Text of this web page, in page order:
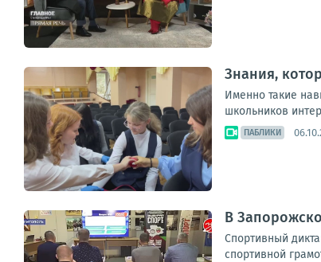
Знания,
Именно такие
школьников
ПАБЛИКИ
В
Спортивный
спортивной